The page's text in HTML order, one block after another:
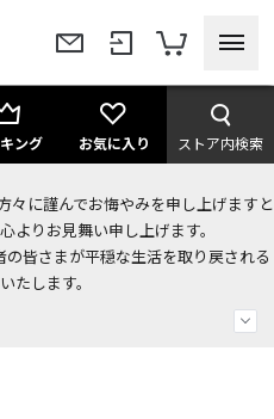
ング お気に入り ストア内検索
々に謹んでお悔やみを申し上げますと
よりお見舞い申し上げます。
皆さまが平穏な生活を取り戻される
たします。
ーポンプレゼント！
合わせ＞